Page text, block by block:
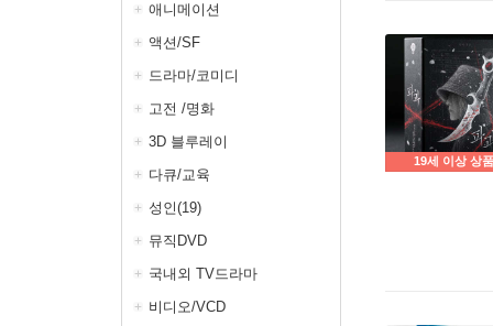
애니메이션
액션/SF
드라마/코미디
고전 /명화
3D 블루레이
다큐/교육
성인(19)
뮤직DVD
국내외 TV드라마
비디오/VCD
19세 이상 상품